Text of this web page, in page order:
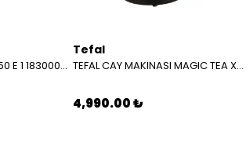
UTU PURE MAX FV 9850 E 1 1830008490
Tefal
TEFAL CAY MAKINASI MAGIC TEA XL INOX 9100044377
4,990.00 ₺